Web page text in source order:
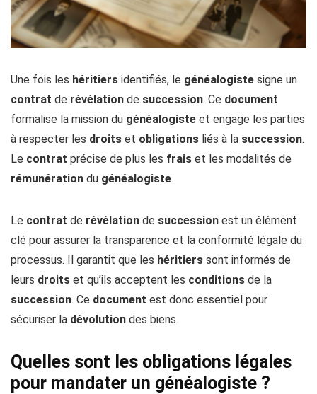
Une fois les héritiers identifiés, le généalogiste signe un
contrat de révélation de succession. Ce document
formalise la mission du généalogiste et engage les parties
à respecter les droits et obligations liés à la succession.
Le contrat précise de plus les frais et les modalités de
rémunération du généalogiste.
Le contrat de révélation de succession est un élément
clé pour assurer la transparence et la conformité légale du
processus. Il garantit que les héritiers sont informés de
leurs droits et qu’ils acceptent les conditions de la
succession. Ce document est donc essentiel pour
sécuriser la dévolution des biens.
Quelles sont les obligations légales
pour mandater un généalogiste ?